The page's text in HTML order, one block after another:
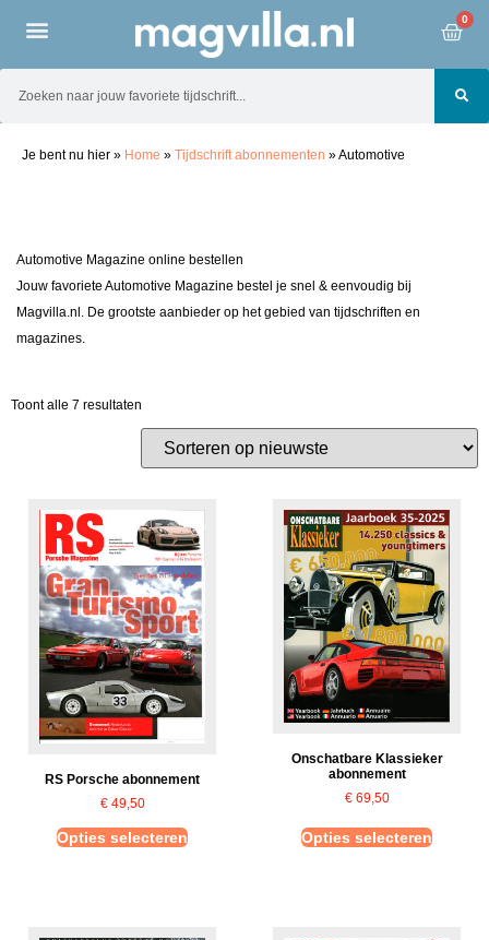
0
Je bent nu hier » Home » Tijdschrift abonnementen »Automotive
Automotive Magazine online bestellen
Jouw favoriete Automotive Magazine bestel je snel & eenvoudig bij
Magvilla.nl. De grootste aanbieder op het gebied van tijdschriften en
magazines.
Toont alle 7 resultaten
RS Porsche abonnement
€49,50
Opties selecteren
Onschatbare Klassieker
abonnement
€69,50
Opties selecteren